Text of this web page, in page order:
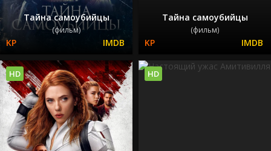
Тайна самоубийцы
(фильм)
Тайна самоубийцы
(фильм)
HD HD